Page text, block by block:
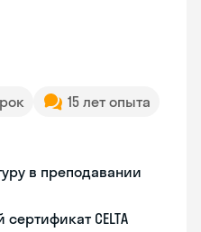
15 лет опыта
в преподавании
CELTA